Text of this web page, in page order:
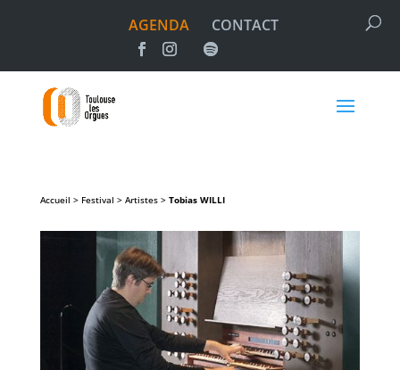
AGENDA CONTACT
Accueil > Festival > Artistes > Tobias WILLI